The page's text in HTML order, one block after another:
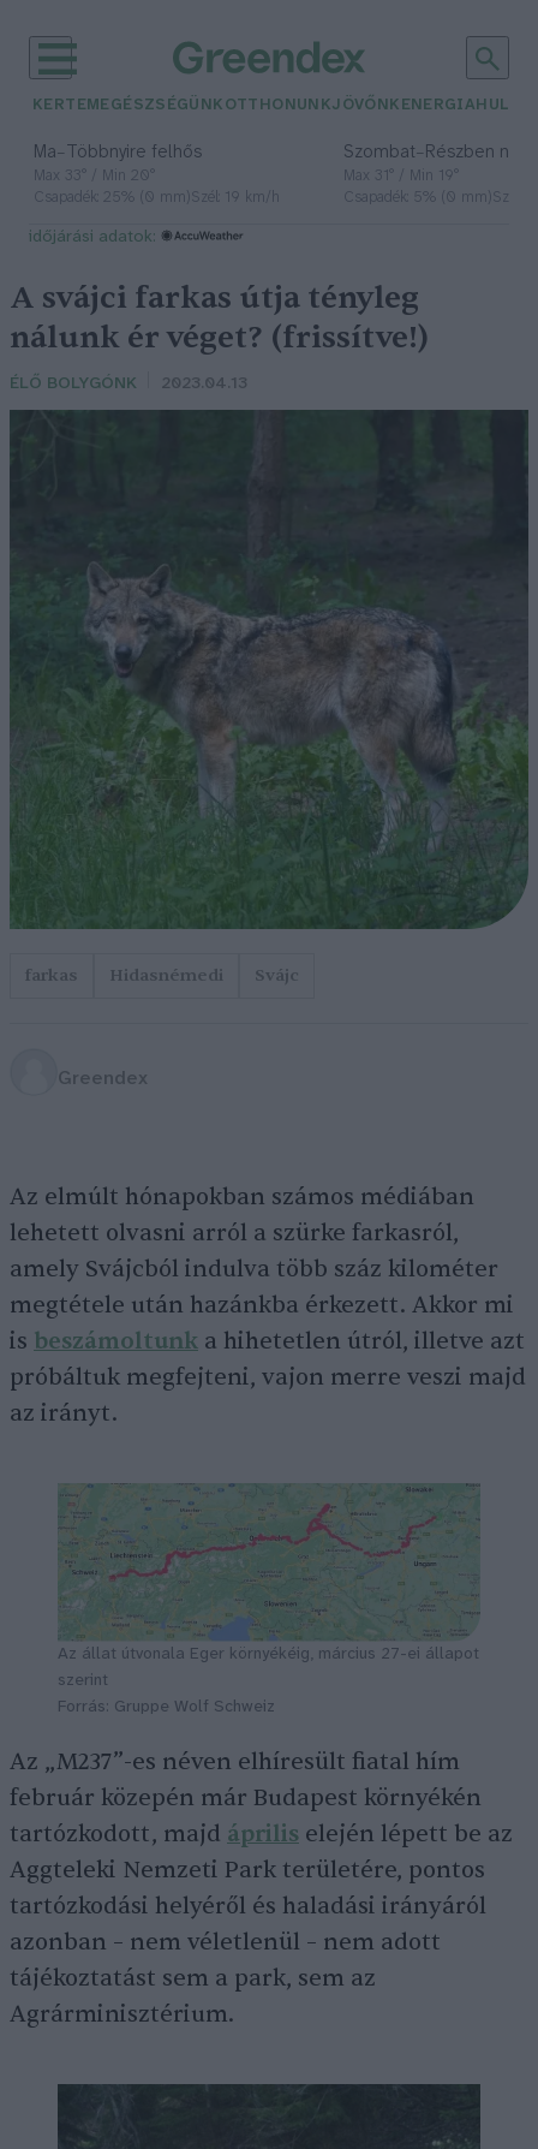
KERTEM EGÉSZSÉGÜNK OTTHONUNKJÖVŐNK ENERGIA
Ma– Többnyire felhős
Max 33° / Min 20°
Csapadék: 25% (0 mm)Szél: 19 km/h
Szombat– Részben
Max 31° / Min 19°
Csapadék: 5% (0 mm)Szél:
időjárási adatok:
A svájci farkas útja tényleg
nálunk ér véget? (frissítve!)
ÉLŐ BOLYGÓNK 2023.04.13
farkas Hidasnémedi Svájc
Greendex
Az elmúlt hónapokban számos médiában
lehetett olvasni arról a szürke farkasról,
amely Svájcból indulva több száz kilométer
megtétele után hazánkba érkezett. Akkor mi
is beszámoltunk a hihetetlen útról, illetve azt
próbáltuk megfejteni, vajon merre veszi majd
az irányt.
Az állat útvonala Eger környékéig, március 27-ei állapot
szerint
Forrás: Gruppe Wolf Schweiz
Az „M237”-es néven elhíresült fiatal hím
február közepén már Budapest környékén
tartózkodott, majd április elején lépett be az
Aggteleki Nemzeti Park területére, pontos
tartózkodási helyéről és haladási irányáról
azonban – nem véletlenül – nem adott
tájékoztatást sem a park, sem az
Agrárminisztérium.